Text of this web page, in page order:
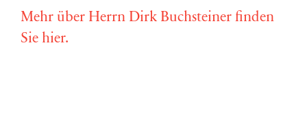
Mehr über Herrn Dirk Buchsteiner finden
Sie hier.